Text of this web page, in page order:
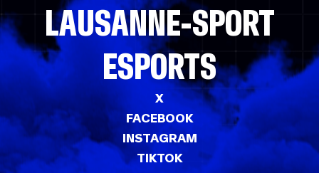
LAUSANNE-SPORT
ESPORTS
X
FACEBOOK
INSTAGRAM
TIKTOK